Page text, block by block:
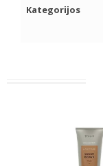
Kategorijos